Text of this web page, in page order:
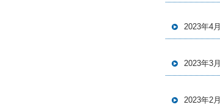
2023年4月
2023年3月
2023年2月